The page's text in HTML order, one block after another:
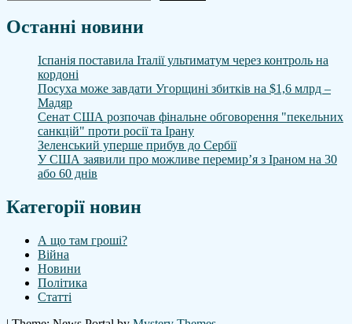
Останні новини
Іспанія поставила Італії ультиматум через контроль на
кордоні
Посуха може завдати Угорщині збитків на $1,6 млрд –
Мадяр
Сенат США розпочав фінальне обговорення "пекельних
санкцій" проти росії та Ірану
Зеленський уперше прибув до Сербії
У США заявили про можливе перемир’я з Іраном на 30
або 60 днів
Категорії новин
А що там гроші?
Війна
Новини
Політика
Статті